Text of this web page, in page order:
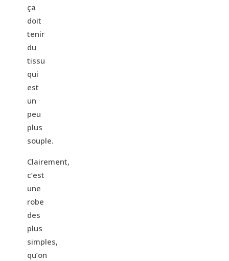
ça
doit
tenir
du
tissu
qui
est
un
peu
plus
souple.
Clairement,
c’est
une
robe
des
plus
simples,
qu’on